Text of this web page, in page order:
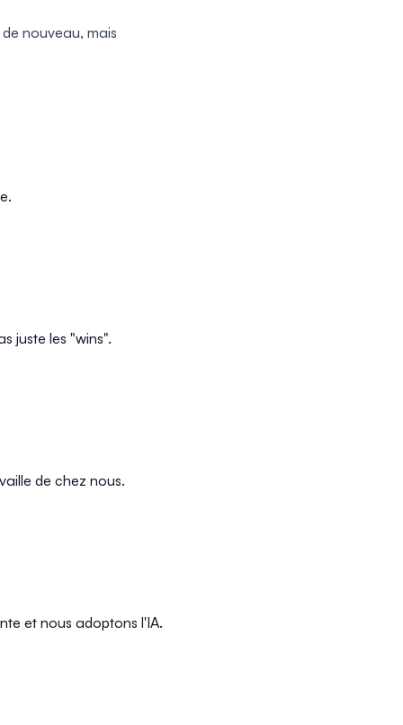
nouveau, mais
juste les "wins".
de chez nous.
et nous adoptons l'IA.